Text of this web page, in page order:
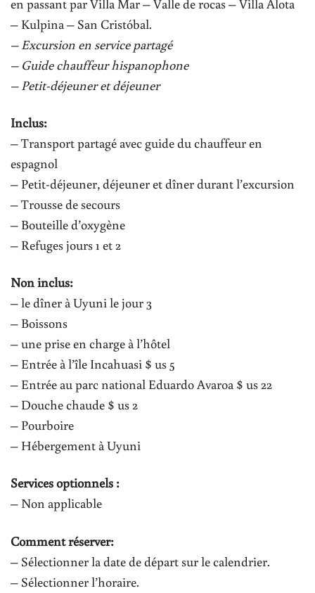
en passant par Villa Mar – Valle de rocas – Villa Alota
– Kulpina – San Cristóbal.
– Excursion en service partagé
– Guide chauffeur hispanophone
– Petit-déjeuner et déjeuner
Inclus:
– Transport partagé avec guide du chauffeur en
espagnol
– Petit-déjeuner, déjeuner et dîner durant l’excursion
– Trousse de secours
– Bouteille d’oxygène
– Refuges jours 1 et 2
Non inclus:
– le dîner à Uyuni le jour 3
– Boissons
– une prise en charge à l’hôtel
– Entrée à l’île Incahuasi $ us 5
– Entrée au parc national Eduardo Avaroa $ us 22
– Douche chaude $ us 2
– Pourboire
– Hébergement à Uyuni
Services optionnels :
– Non applicable
Comment réserver:
– Sélectionner la date de départ sur le calendrier.
– Sélectionner l’horaire.